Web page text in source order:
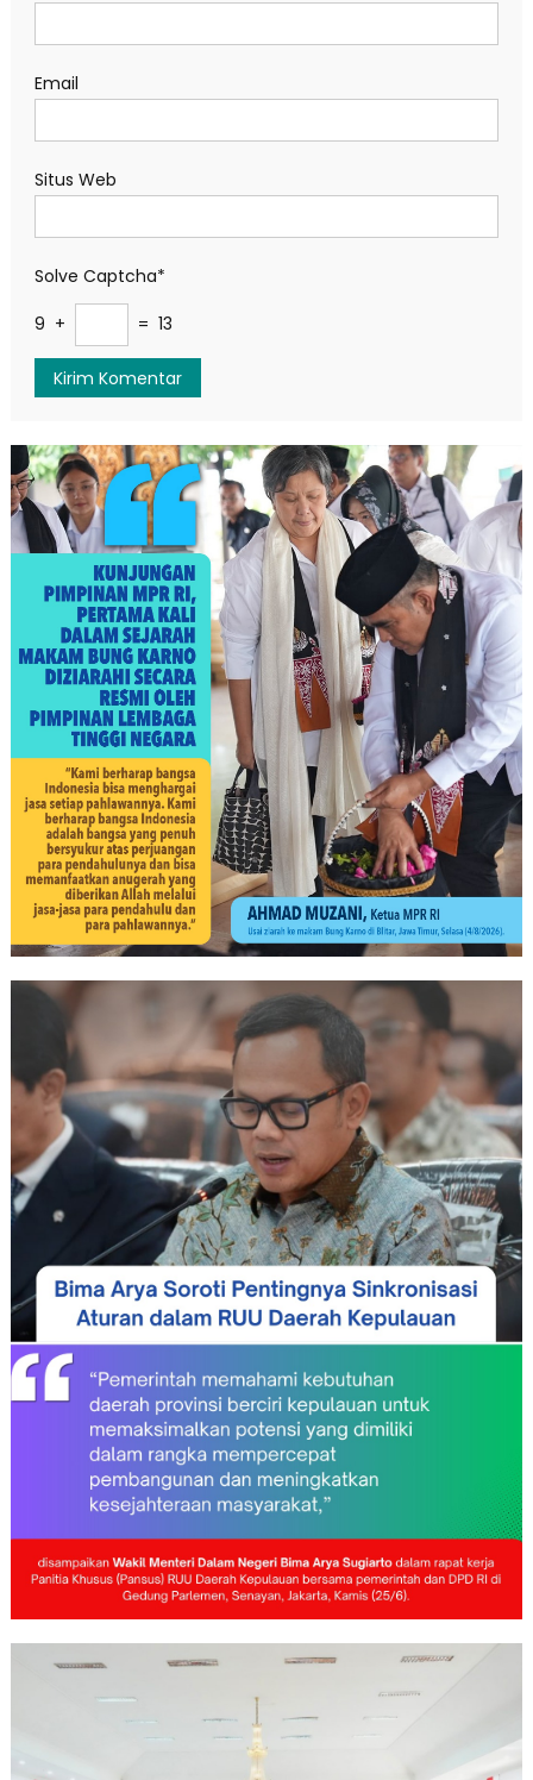
Email
Situs Web
Solve Captcha*
9 +
= 13